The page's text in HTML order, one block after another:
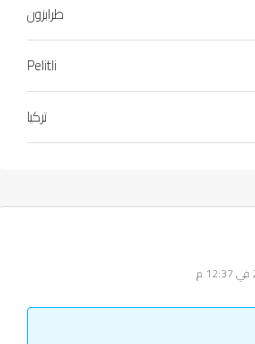
طرابزون
Pelitli
تركيا